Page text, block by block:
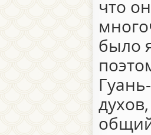
что
было